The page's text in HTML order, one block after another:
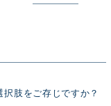
肢をご存じですか？